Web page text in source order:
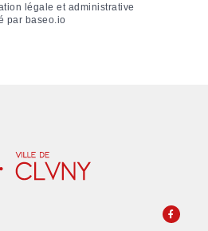
légale et administrative
par baseo.io